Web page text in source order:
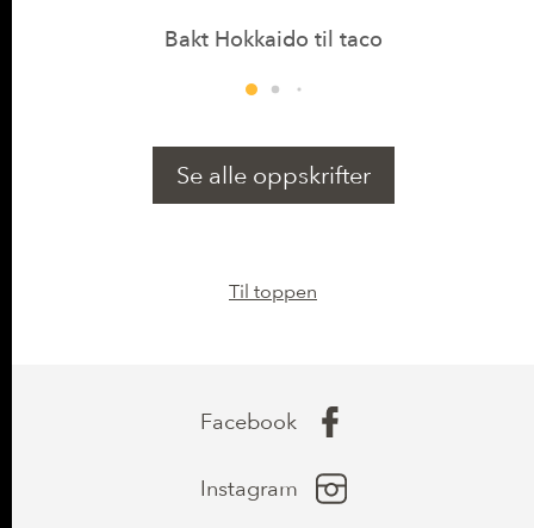
Bakt Hokkaido til taco
Se alle oppskrifter
Til toppen
Facebook
Instagram